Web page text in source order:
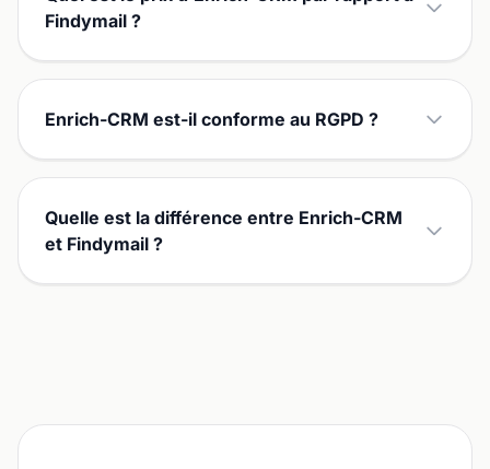
Findymail ?
Enrich-CRM est-il conforme au RGPD ?
Quelle est la différence entre Enrich-CRM
et Findymail ?